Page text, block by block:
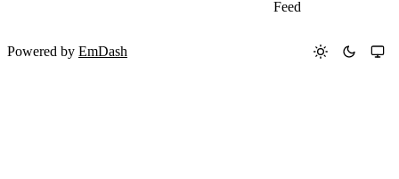
Feed
Powered by EmDash